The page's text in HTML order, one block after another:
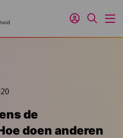
Inloggen
Zoeken
de
doen anderen